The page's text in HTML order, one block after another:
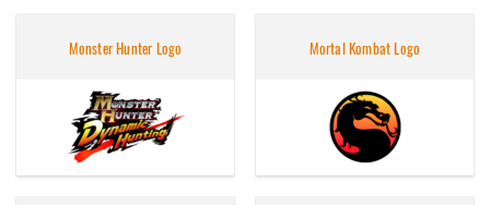
Monster Hunter Logo Mortal Kombat Logo